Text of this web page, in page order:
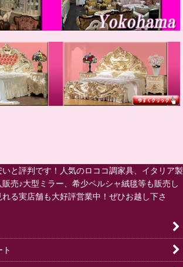
と評判です！人気のロココ調家具、イタリア製
売♪大型ミラー、希少ペルシャ絨毯等も販売し
る実店舗も大好評営業中！ぜひお越し下さ